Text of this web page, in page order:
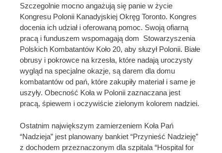
Szczegolnie mocno angażują się panie w życie
Kongresu Polonii Kanadyjskiej Okręg Toronto. Kongres
docenia ich udział i oferowaną pomoc. Swoją ofiarną
pracą i funduszem wspomagają dom Stowarzyszenia
Polskich Kombatantów Koło 20, aby słuzył Polonii. Białe
obrusy i pokrowce na krzesła, które nadają uroczysty
wygląd na specjalne okazje, są darem dla domu
kombatantów od pań, które zakupiły materiał i same je
uszyły. Obecność Koła w Polonii zaznaczana jest
pracą, śpiewem i oczywiście zielonym kolorem nadziei.
Ostatnim największym zamierzeniem Koła Pań
“Nadzieja” jest planowany bankiet “Przynieść Nadzieję”
z dochodem przeznaczonym dla szpitala “Hospital for